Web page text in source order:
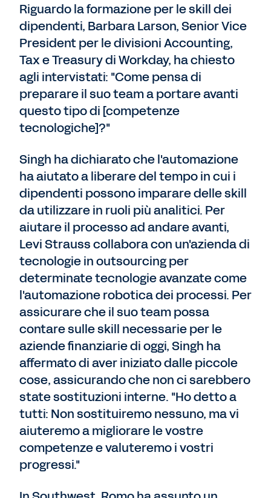
Riguardo la formazione per le skill dei
dipendenti, Barbara Larson, Senior Vice
President per le divisioni Accounting,
Tax e Treasury di Workday, ha chiesto
agli intervistati: "Come pensa di
preparare il suo team a portare avanti
questo tipo di [competenze
tecnologiche]?"
Singh ha dichiarato che l'automazione
ha aiutato a liberare del tempo in cui i
dipendenti possono imparare delle skill
da utilizzare in ruoli più analitici. Per
aiutare il processo ad andare avanti,
Levi Strauss collabora con un'azienda di
tecnologie in outsourcing per
determinate tecnologie avanzate come
l'automazione robotica dei processi. Per
assicurare che il suo team possa
contare sulle skill necessarie per le
aziende finanziarie di oggi, Singh ha
affermato di aver iniziato dalle piccole
cose, assicurando che non ci sarebbero
state sostituzioni interne. "Ho detto a
tutti: Non sostituiremo nessuno, ma vi
aiuteremo a migliorare le vostre
competenze e valuteremo i vostri
progressi."